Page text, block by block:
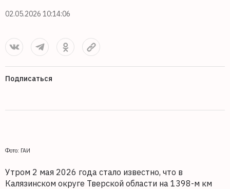
02.05.2026 10:14:06
Подписаться
Фото: ГАИ
Утром 2 мая 2026 года стало известно, что в
Калязинском округе Тверской области на 1398-м км